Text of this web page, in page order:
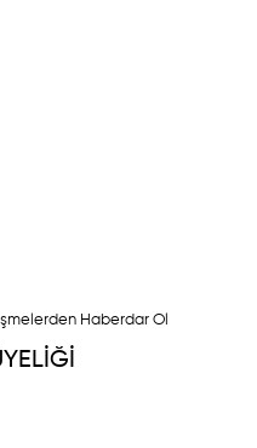
Haberdar Ol